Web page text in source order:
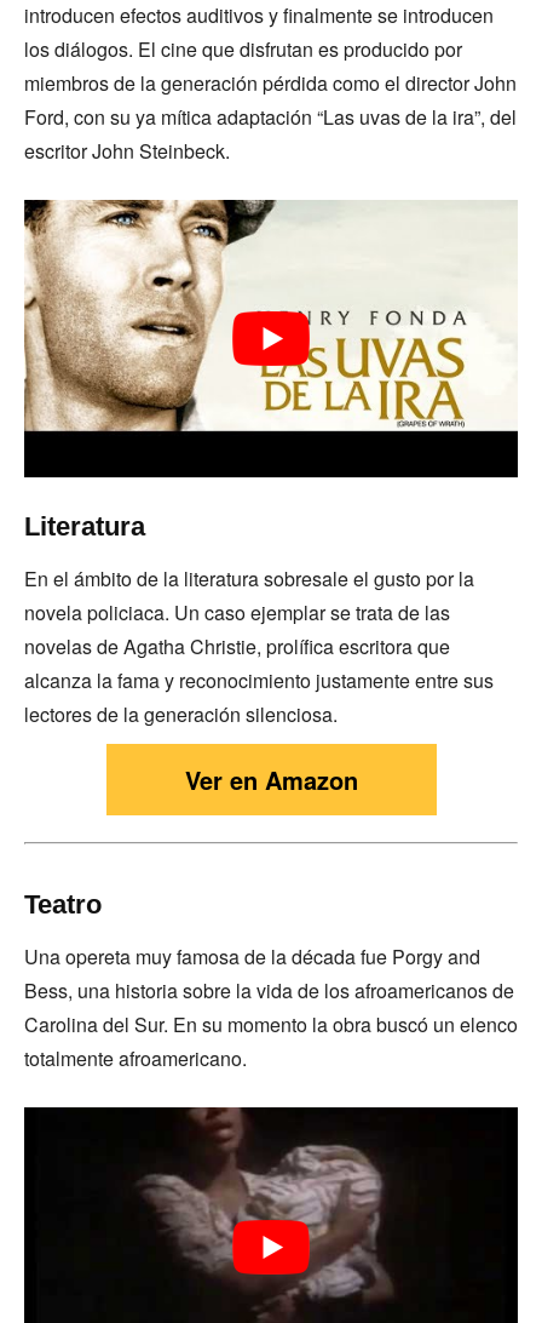
introducen efectos auditivos y finalmente se introducen
los diálogos. El cine que disfrutan es producido por
miembros de la generación pérdida como el director John
Ford, con su ya mítica adaptación “Las uvas de la ira”, del
escritor John Steinbeck.
Literatura
En el ámbito de la literatura sobresale el gusto por la
novela policiaca. Un caso ejemplar se trata de las
novelas de Agatha Christie, prolífica escritora que
alcanza la fama y reconocimiento justamente entre sus
lectores de la generación silenciosa.
Ver en Amazon
Teatro
Una opereta muy famosa de la década fue Porgy and
Bess, una historia sobre la vida de los afroamericanos de
Carolina del Sur. En su momento la obra buscó un elenco
totalmente afroamericano.